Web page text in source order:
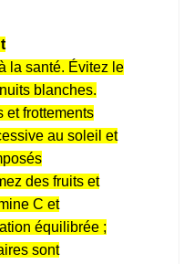
la santé. Évitez le
blanches.
et frottements
au soleil et
des fruits et
C et
équilibrée ;
sont